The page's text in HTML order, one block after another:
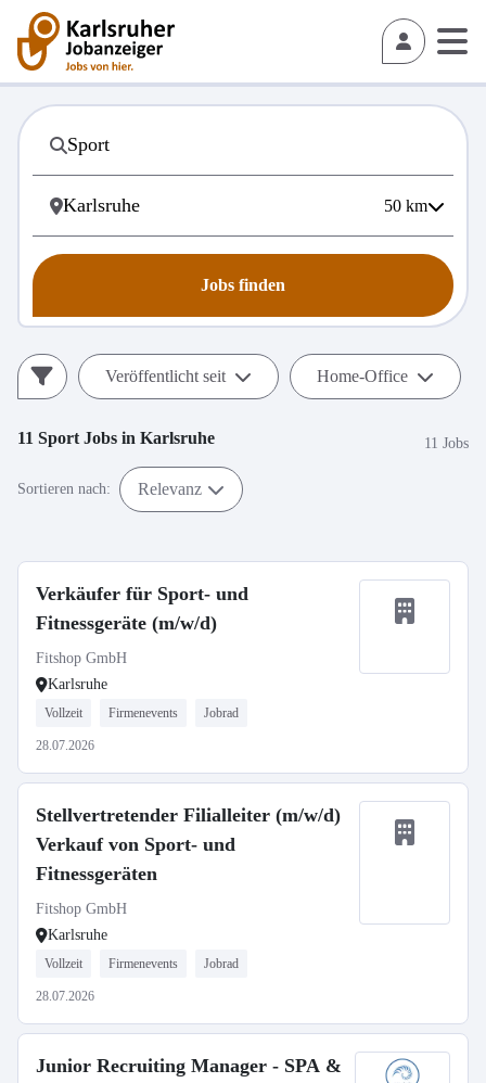
50 km
Jobs finden
Veröffentlicht seit Home-Office
11 Sport Jobs in Karlsruhe 11 Jobs
Sortieren nach: Relevanz
Verkäufer für Sport- und
Fitnessgeräte (m/w/d)
Fitshop GmbH
Karlsruhe
Vollzeit Firmenevents Jobrad
28.07.2026
Stellvertretender Filialleiter (m/w/d)
Verkauf von Sport- und
Fitnessgeräten
Fitshop GmbH
Karlsruhe
Vollzeit Firmenevents Jobrad
28.07.2026
Junior Recruiting Manager - SPA &